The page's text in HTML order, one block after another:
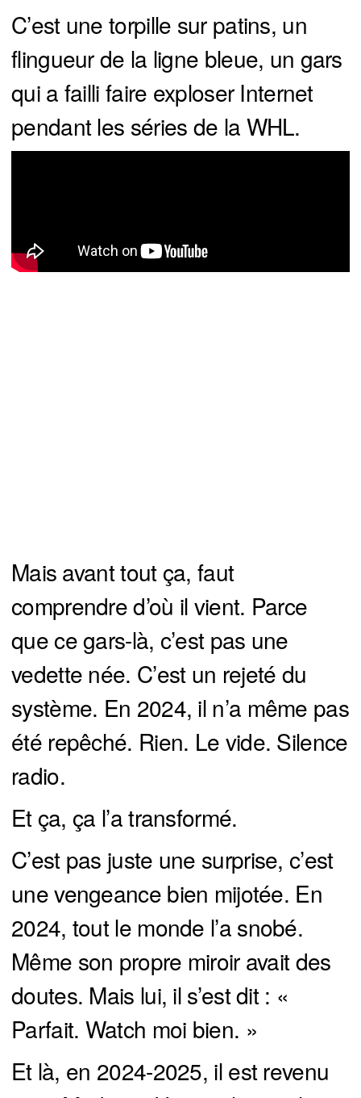
C’est une torpille sur patins, un
flingueur de la ligne bleue, un gars
qui a failli faire exploser Internet
pendant les séries de la WHL.
Mais avant tout ça, faut
comprendre d’où il vient. Parce
que ce gars-là, c’est pas une
vedette née. C’est un rejeté du
système. En 2024, il n’a même pas
été repêché. Rien. Le vide. Silence
radio.
Et ça, ça l’a transformé.
C’est pas juste une surprise, c’est
une vengeance bien mijotée. En
2024, tout le monde l’a snobé.
Même son propre miroir avait des
doutes. Mais lui, il s’est dit : «
Parfait. Watch moi bien. »
Et là, en 2024-2025, il est revenu